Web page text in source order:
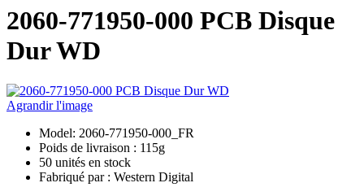
2060-771950-000 PCB Disque
Dur WD
Agrandir l'image
Model: 2060-771950-000_FR
Poids de livraison : 115g
50 unités en stock
Fabriqué par : Western Digital